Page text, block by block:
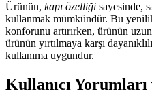
Ürünün, kapı özelliği sayesinde,
kullanmak mümkündür. Bu
konforunu artırırken, ürünün
ürünün yırtılmaya karşı
kullanıma uygundur.
Kullanıcı